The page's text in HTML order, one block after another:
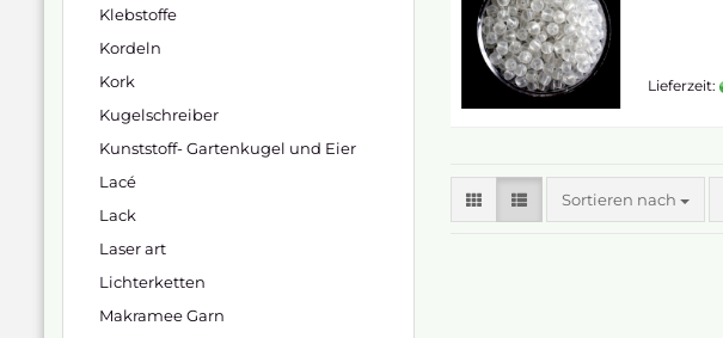
Lieferzeit:
Sortieren nach
Klebstoffe
Kordeln
Kork
Kugelschreiber
Kunststoff- Gartenkugel und Eier
Lacé
Lack
Laser art
Lichterketten
Makramee Garn